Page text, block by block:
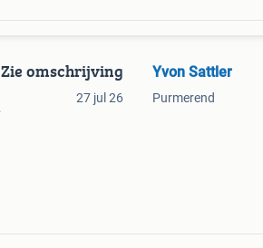
Zie omschrijving
27 jul 26
Yvon Sattler
Purmerend